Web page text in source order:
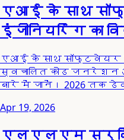
एआई के साथ
इंजीनियरिंग का
एआई के साथ सॉफ्टवेयर
स्वचालित कोड
बारे में जानें। 2026 तक
Apr 19, 2026
एलएलएम